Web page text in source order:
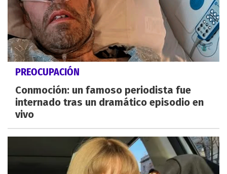
PREOCUPACIÓN
Conmoción: un famoso periodista fue
internado tras un dramático episodio en
vivo